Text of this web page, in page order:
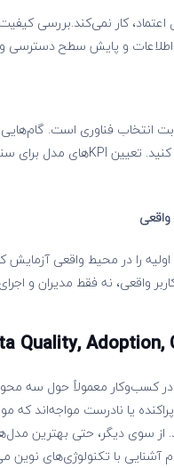
کار نمی‌کند.بررسی
و پایش سطح دسترسی و
انتخاب فناوری است.
را در محیط واقعی
واقعی، نه فقط مدیران و
Quality, Adoption,
معمولاً حول سه
از سوی دیگر، حتی بهترین
آشنایی با تکنولوژی‌های نوین